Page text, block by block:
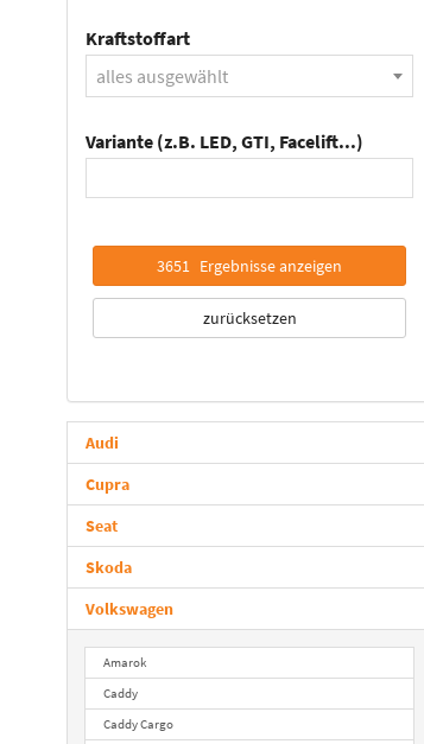
Kraftstoffart
alles ausgewählt
Variante (z.B. LED, GTI, Facelift...)
3651 Ergebnisse anzeigen
zurücksetzen
Audi
Cupra
Seat
Skoda
Volkswagen
Amarok
Caddy
Caddy Cargo